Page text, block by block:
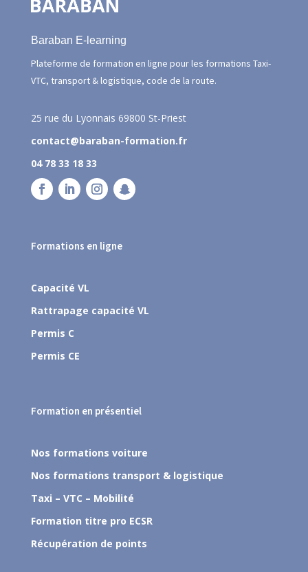
Baraban E-learning
Plateforme de formation en ligne pour les formations Taxi-
VTC, transport & logistique, code de la route.
25 rue du Lyonnais 69800 St-Priest
contact@baraban-formation.fr
04 78 33 18 33
Formations en ligne
Capacité VL
Rattrapage capacité VL
Permis C
Permis CE
Formation en présentiel
Nos formations voiture
Nos formations transport & logistique
Taxi – VTC – Mobilité
Formation titre pro ECSR
Récupération de points